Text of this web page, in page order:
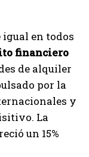
en todos
financiero
de alquiler
por la
y
La
un 15%